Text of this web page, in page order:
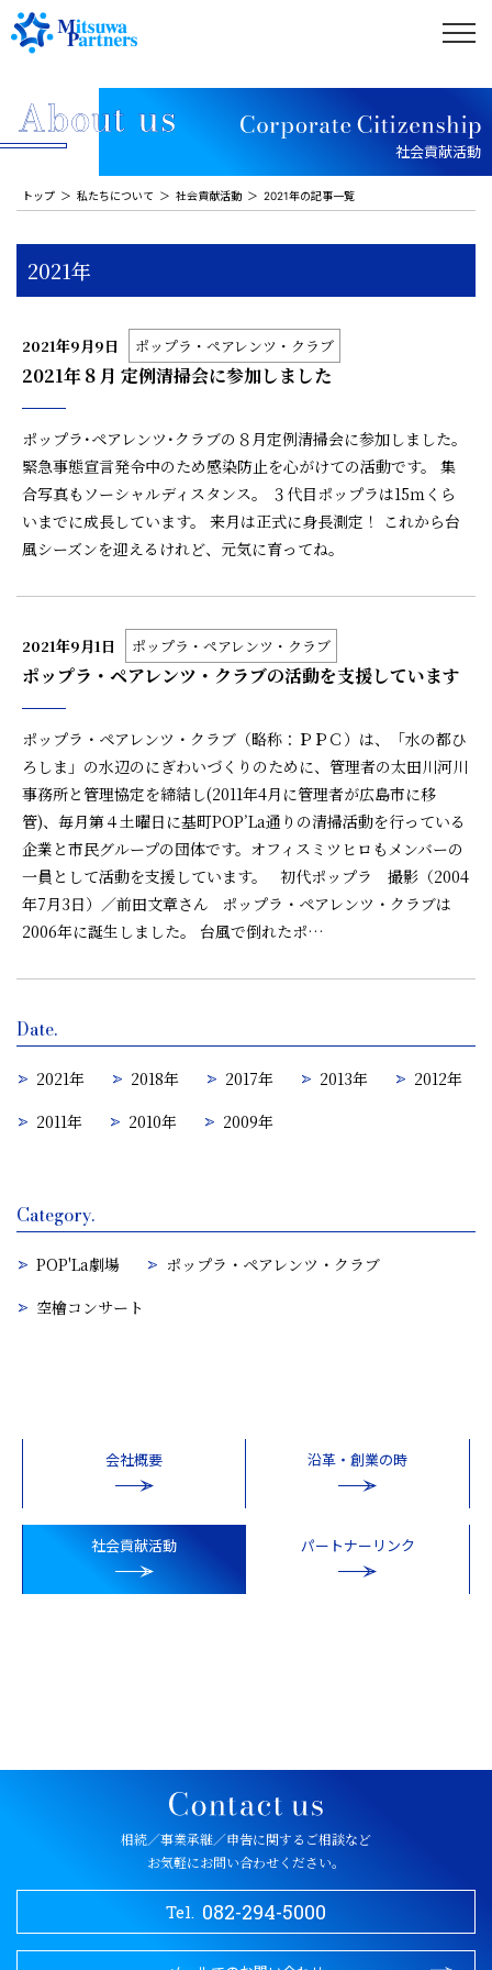
社会貢献活動
トップ 私たちについて 社会貢献活動 2021年の記事一覧
2021年
2021年9月9日 ポップラ・ペアレンツ・クラブ
2021年８月 定例清掃会に参加しました
ポップラ･ペアレンツ･クラブの８月定例清掃会に参加しました。
緊急事態宣言発令中のため感染防止を心がけての活動です。 集
合写真もソーシャルディスタンス。 ３代目ポップラは15ｍくら
いまでに成長しています。 来月は正式に身長測定！ これから台
風シーズンを迎えるけれど、元気に育ってね。
2021年9月1日 ポップラ・ペアレンツ・クラブ
ポップラ・ペアレンツ・クラブの活動を支援しています
ポップラ・ペアレンツ・クラブ（略称：ＰＰＣ）は、「水の都ひ
ろしま」の水辺のにぎわいづくりのために、管理者の太田川河川
事務所と管理協定を締結し(2011年4月に管理者が広島市に移
管)、毎月第４土曜日に基町POP’La通りの清掃活動を行っている
企業と市民グループの団体です。オフィスミツヒロもメンバーの
一員として活動を支援しています。 初代ポップラ 撮影（2004
年7月3日）／前田文章さん ポップラ・ペアレンツ・クラブは
2006年に誕生しました。 台風で倒れたポ…
Date.
2021年 2018年 2017年 2013年
2012年
2011年
2010年 2009年
Category.
POP'La劇場
ポップラ・ペアレンツ・クラブ
空檜コンサート
会社概要 沿革・創業の時
社会貢献活動 パートナーリンク
相続／事業承継／申告に関するご相談など
お気軽にお問い合わせください。
Tel. 082-294-5000